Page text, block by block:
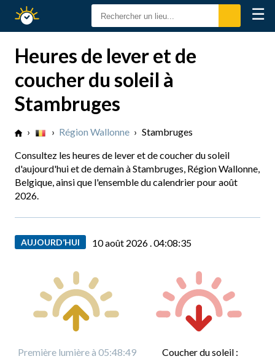
Calendrier
Solaire
☰
Heures de lever et de
coucher du soleil à
Stambruges
› › Région Wallonne › Stambruges
Consultez les heures de lever et de coucher du soleil
d'aujourd'hui et de demain à Stambruges, Région Wallonne,
Belgique, ainsi que l'ensemble du calendrier pour août
2026.
AUJOURD’HUI 10 août 2026 .04:08:36
Première lumière à 05:48:49
Coucher du soleil :